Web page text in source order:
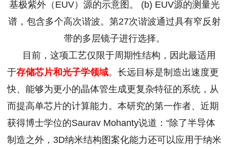
基极紫外（EUV）源的示意图。 (b) EUV源的测量光
谱，包含多个高次谐波。第27次谐波通过具有窄反射
带的多层镜子进行选择。
目前，这项工艺仅限于周期性结构，因此最适用
于存储芯片和光子学领域。长远目标是制造出速度更
快、能够为更小的晶体管生成更复杂特征的系统，从
而提高单芯片的计算能力。本研究的第一作者、近期
获得博士学位的Saurav Mohanty说道：“除了半导体
制造之外，3D纳米结构图案化能力还可以应用于纳米